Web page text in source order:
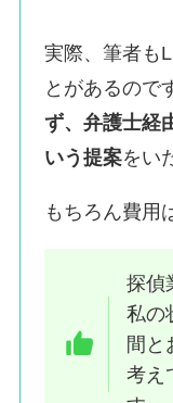
実際、筆者も
とがあるので
ず、弁護士経
いう提案をい
もちろん費用
探偵
私の
間と
考え